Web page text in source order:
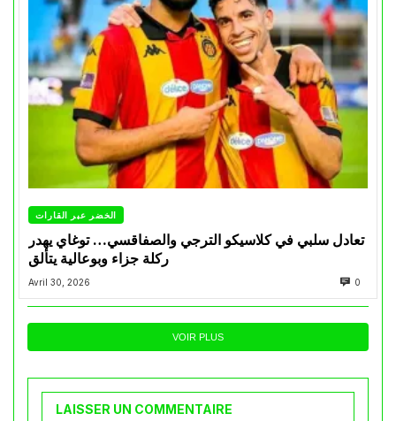
الخضر عبر القارات
تعادل سلبي في كلاسيكو الترجي والصفاقسي… توغاي يهدر
ركلة جزاء وبوعالية يتألق
Avril 30, 2026 0
VOIR PLUS
LAISSER UN COMMENTAIRE